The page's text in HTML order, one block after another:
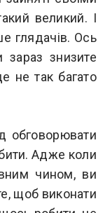
великий. І
глядачів. Ось
знизите
не так багато
обговорювати
Адже коли
чином, ви
щоб виконати